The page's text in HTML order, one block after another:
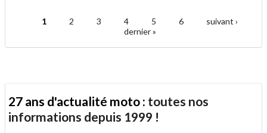
ami
Pages1 2 3 4 5 6
suivant ›
dernier »
27 ans d'actualité moto : toutes nos
informations depuis 1999 !